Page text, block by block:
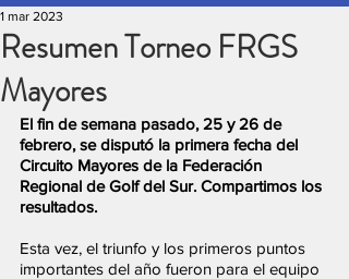
Resumen Torneo FRGS
Mayores
1 mar 2023
El fin de semana pasado, 25 y 26 de
febrero, se disputó la primera fecha del
Circuito Mayores de la Federación
Regional de Golf del Sur. Compartimos los
resultados.
Esta vez, el triunfo y los primeros puntos
importantes del año fueron para el equipo